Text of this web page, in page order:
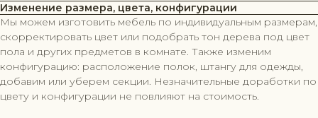
Изменение размера, цвета, конфигурации
Мы можем изготовить мебель по индивидуальным размерам,
скорректировать цвет или подобрать тон дерева под цвет
пола и других предметов в комнате. Также изменим
конфигурацию: расположение полок, штангу для одежды,
добавим или уберем секции. Незначительные доработки по
цвету и конфигурации не повлияют на стоимость.